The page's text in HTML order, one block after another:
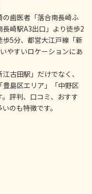
歯医者「落合南長崎ふ
崎駅A3出口」より徒歩2
5分、都営大江戸線「新
やすいロケーションにあ
古田駅」だけでなく、
豊島区エリア」「中野区
評判、口コミ、おすす
のも特徴です。